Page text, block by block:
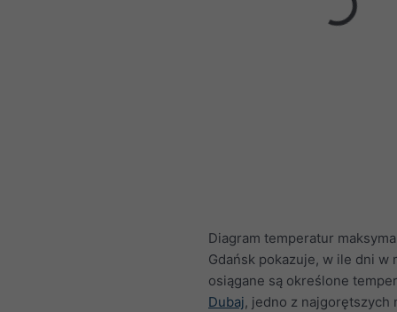
Diagram temperatur
Gdańsk pokazuje, w ile dni w
osiągane są określone
Dubaj, jedno z najgorętszych